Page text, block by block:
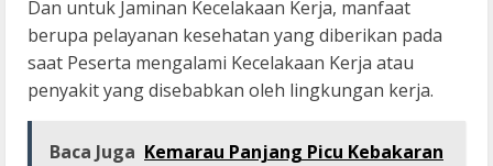
Dan untuk Jaminan Kecelakaan Kerja, manfaat
berupa pelayanan kesehatan yang diberikan pada
saat Peserta mengalami Kecelakaan Kerja atau
penyakit yang disebabkan oleh lingkungan kerja.
Baca Juga Kemarau Panjang Picu Kebakaran